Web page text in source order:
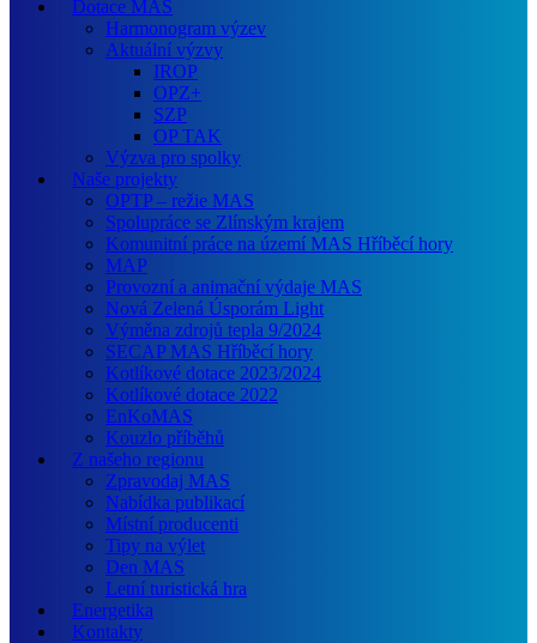
Dotace MAS
Harmonogram výzev
Aktuální výzvy
IROP
OPZ+
SZP
OP TAK
Výzva pro spolky
Naše projekty
OPTP – režie MAS
Spolupráce se Zlínským krajem
Komunitní práce na území MAS Hříběcí hory
MAP
Provozní a animační výdaje MAS
Nová Zelená Úsporám Light
Výměna zdrojů tepla 9/2024
SECAP MAS Hříběcí hory
Kotlíkové dotace 2023/2024
Kotlíkové dotace 2022
EnKoMAS
Kouzlo příběhů
Z našeho regionu
Zpravodaj MAS
Nabídka publikací
Místní producenti
Tipy na výlet
Den MAS
Letní turistická hra
Energetika
Kontakty